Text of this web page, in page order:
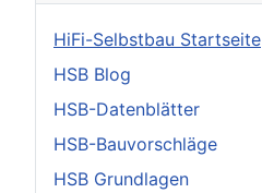
HiFi-Selbstbau Startseite
HSB Blog
HSB-Datenblätter
HSB-Bauvorschläge
HSB Grundlagen